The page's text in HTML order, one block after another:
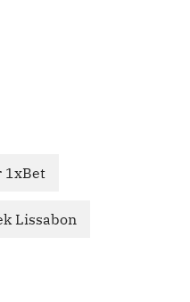
1xBet
Lissabon